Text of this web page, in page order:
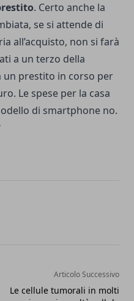
. Certo anche la
se si attende di
all’acquisto, non si farà
a un terzo della
un prestito in corso per
Le spese per la casa
di smartphone no.
Articolo Successivo
Le cellule tumorali in molti